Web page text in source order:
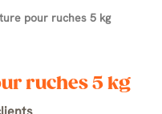
pour ruches 5 kg
ruches 5 kg